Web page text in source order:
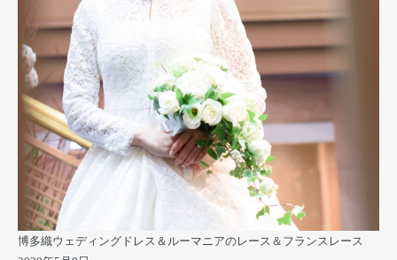
博多織ウェディングドレス＆ルーマニアのレース＆フランスレース